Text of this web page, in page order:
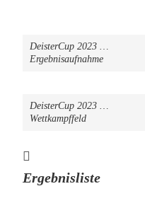
DeisterCup 2023 …
Ergebnisaufnahme
DeisterCup 2023 …
Wettkampffeld
Ergebnisliste